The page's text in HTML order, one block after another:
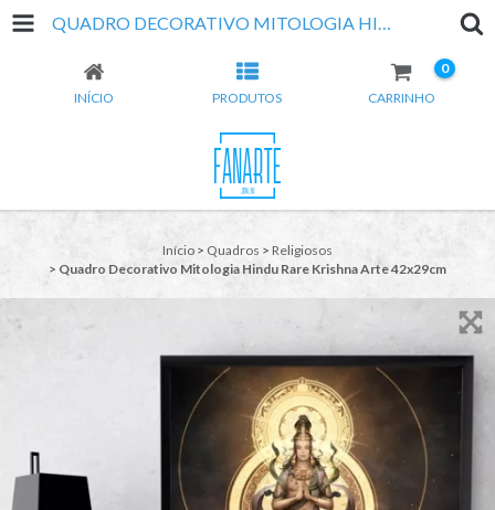
QUADRO DECORATIVO MITOLOGIA HINDU RARE KRISHNA ARTE 42X29CM
INÍCIO PRODUTOS CARRINHO
0
Início > Quadros > Religiosos
> Quadro Decorativo Mitologia Hindu Rare Krishna Arte 42x29cm